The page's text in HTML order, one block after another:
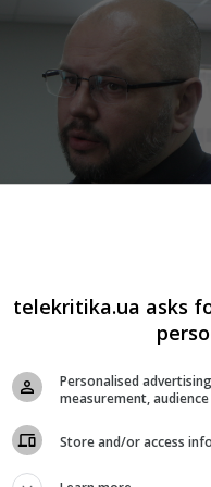
telekritika.ua asks
Personalised
measurement,
Store and/or access